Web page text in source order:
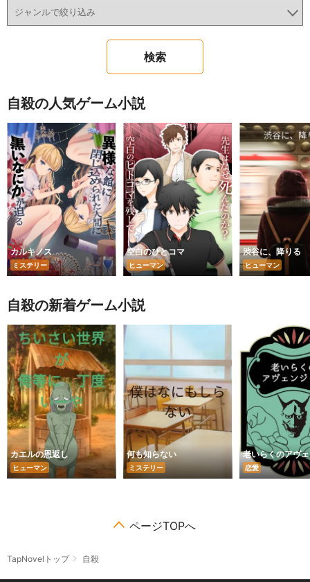
自殺の人気ゲーム小説
カルキノス
ミステリー
空白のひとコマ
ヒューマン
渋谷に、降りる
ヒューマン
自殺の新着ゲーム小説
カエルの恩返し
ヒューマン
何も知らない
ミステリー
老いらくのアヴ
恋愛
ページTOPへ
TapNovelトップ 自殺